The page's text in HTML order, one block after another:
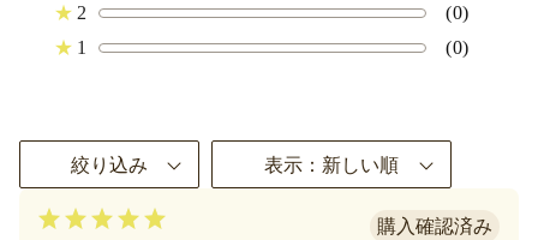
★ 2
(0)
★ 1 (0)
絞り込み 表示：新しい順